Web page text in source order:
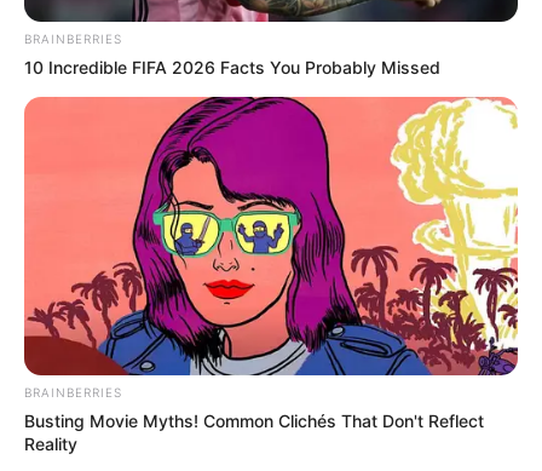
16 GREAT OF MADRIK
Arrivée et résultats du Quinté PMU le
PRIX ALAIN MIMOUN
BRAINBERRIES
10 Incredible FIFA 2026 Facts You Probably Missed
BRAINBERRIES
Busting Movie Myths! Common Clichés That Don't Reflect
Reality